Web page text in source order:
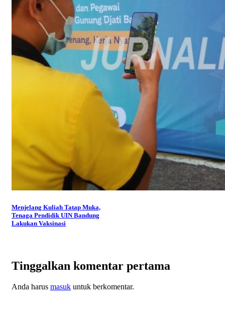
Menjelang Kuliah Tatap Muka,
Tenaga Pendidik UIN Bandung
Lakukan Vaksinasi
Tinggalkan komentar pertama
Anda harus masuk untuk berkomentar.